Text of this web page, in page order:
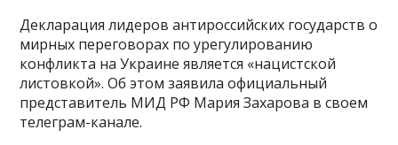
Декларация лидеров антироссийских государств о
мирных переговорах по урегулированию
конфликта на Украине является «нацистской
листовкой». Об этом заявила официальный
представитель МИД РФ Мария Захарова в своем
телеграм-канале.